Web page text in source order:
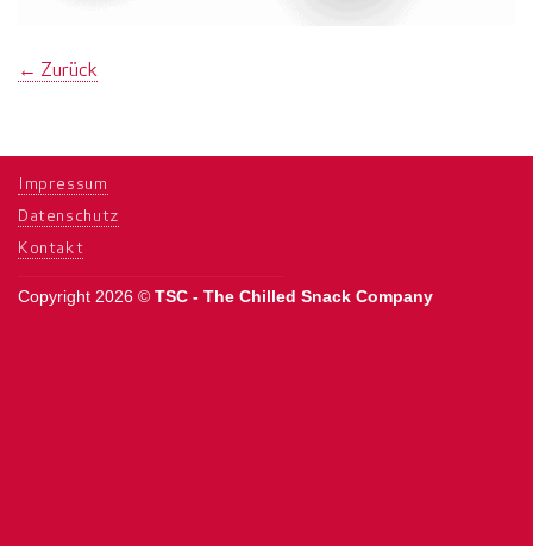
← Zurück
Impressum
Datenschutz
Kontakt
Copyright 2026 © TSC - The Chilled Snack Company